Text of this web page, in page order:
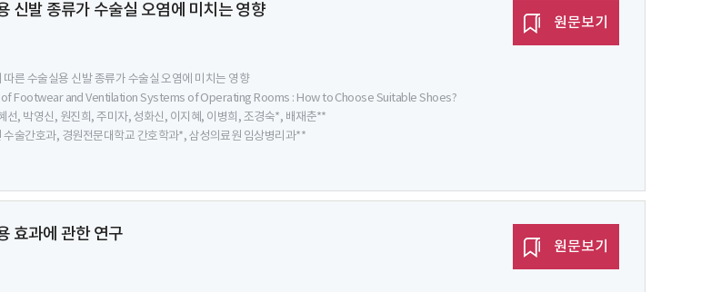
신발 종류가 수술실 오염에 미치는 영향
따른 수술실용 신발 종류가 수술실 오염에 미치는 영향
Footwear and Ventilation Systems of Operating Rooms : How to Choose Suitable Shoes?
선, 박영신, 원진희, 주미자, 성화신, 이지혜, 이병희, 조경숙*, 배재춘**
수술간호과, 경원전문대학교 간호학과*, 삼성의료원 임상병리과**
원문보기
효과에 관한 연구
원문보기